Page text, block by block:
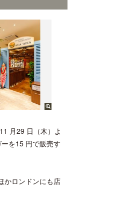
月29 日（木）よ
を15 円で販売す
かロンドンにも店